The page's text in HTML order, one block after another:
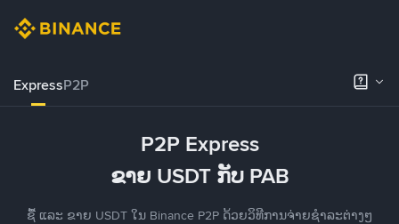
ExpressP2P
P2P Express
ຂາຍ USDT ກັບ PAB
ຊື້ ແລະ ຂາຍ USDT ໃນ Binance P2P ດ້ວຍວິທີການຈ່າຍຊຳລະຕ່າງໆ